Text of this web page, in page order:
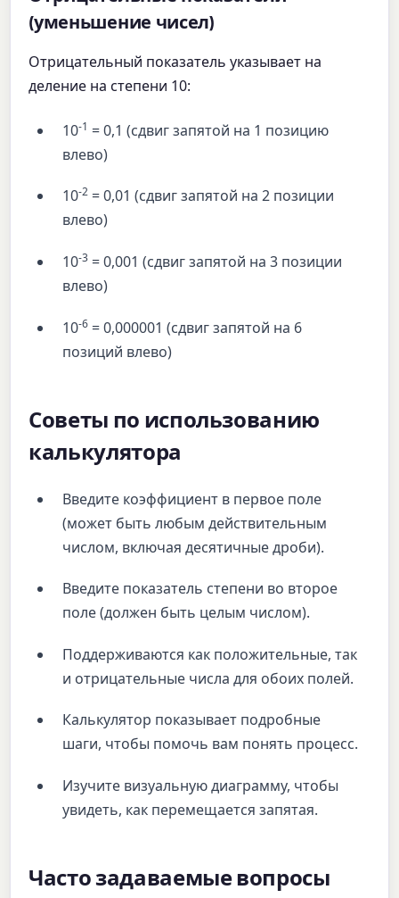
(уменьшение чисел)
Отрицательный показатель указывает на
деление на степени 10:
10-1 = 0,1 (сдвиг запятой на 1 позицию
влево)
10-2 = 0,01 (сдвиг запятой на 2 позиции
влево)
10-3 = 0,001 (сдвиг запятой на 3 позиции
влево)
10-6 = 0,000001 (сдвиг запятой на 6
позиций влево)
Советы по использованию
калькулятора
Введите коэффициент в первое поле
(может быть любым действительным
числом, включая десятичные дроби).
Введите показатель степени во второе
поле (должен быть целым числом).
Поддерживаются как положительные, так
и отрицательные числа для обоих полей.
Калькулятор показывает подробные
шаги, чтобы помочь вам понять процесс.
Изучите визуальную диаграмму, чтобы
увидеть, как перемещается запятая.
Часто задаваемые вопросы